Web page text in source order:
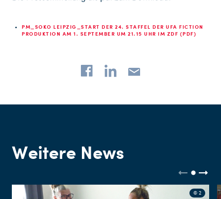
PM_SOKO LEIPZIG_START DER 24. STAFFEL DER UFA FICTION
PRODUKTION AM 1. SEPTEMBER UM 21.15 UHR IM ZDF (PDF)
Weitere News
© 2